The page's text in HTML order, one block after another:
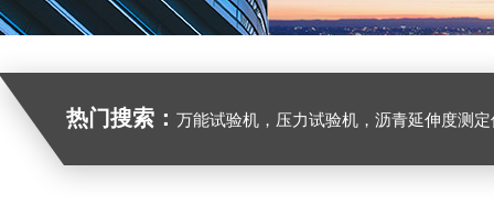
热门搜索： 万能试验机，压力试验机，沥青延伸度测定仪，沥青混合料拌合机，全自动沥青混合料离心式抽提仪，马歇尔电动